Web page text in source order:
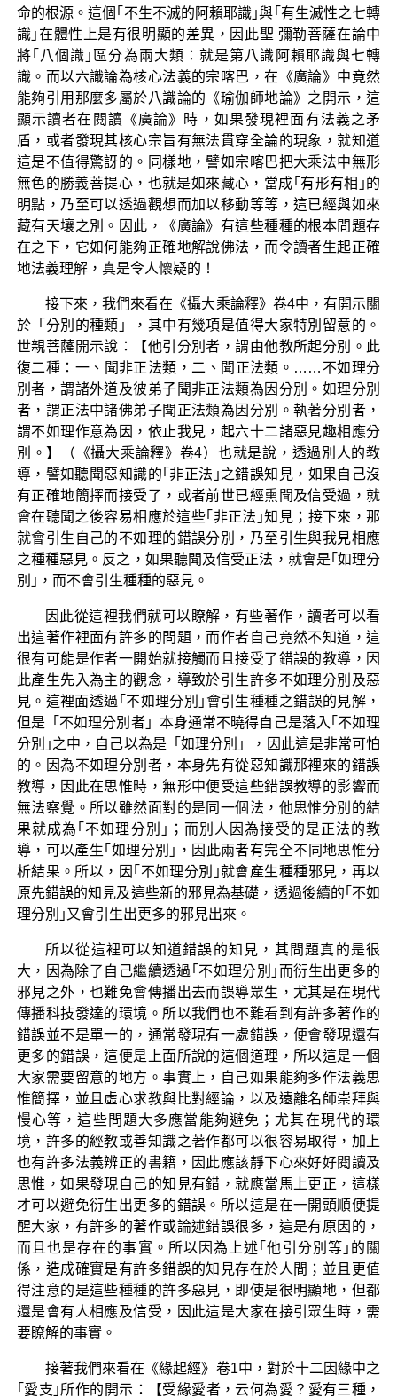
命的根源。這個｢不生不滅的阿賴耶識｣與｢有生滅性之七轉
識｣在體性上是有很明顯的差異，因此聖 彌勒菩薩在論中
將｢八個識｣區分為兩大類：就是第八識阿賴耶識與七轉
識。而以六識論為核心法義的宗喀巴，在《廣論》中竟然
能夠引用那麼多屬於八識論的《瑜伽師地論》之開示，這
顯示讀者在閱讀《廣論》時，如果發現裡面有法義之矛
盾，或者發現其核心宗旨有無法貫穿全論的現象，就知道
這是不值得驚訝的。同樣地，譬如宗喀巴把大乘法中無形
無色的勝義菩提心，也就是如來藏心，當成｢有形有相｣的
明點，乃至可以透過觀想而加以移動等等，這已經與如來
藏有天壤之別。因此，《廣論》有這些種種的根本問題存
在之下，它如何能夠正確地解說佛法，而令讀者生起正確
地法義理解，真是令人懷疑的！
接下來，我們來看在《攝大乘論釋》卷4中，有開示關
於「分別的種類」，其中有幾項是值得大家特別留意的。
世親菩薩開示說：【他引分別者，謂由他教所起分別。此
復二種：一、聞非正法類，二、聞正法類。……不如理分
別者，謂諸外道及彼弟子聞非正法類為因分別。如理分別
者，謂正法中諸佛弟子聞正法類為因分別。執著分別者，
謂不如理作意為因，依止我見，起六十二諸惡見趣相應分
別。】（《攝大乘論釋》卷4）也就是說，透過別人的教
導，譬如聽聞惡知識的｢非正法｣之錯誤知見，如果自己沒
有正確地簡擇而接受了，或者前世已經熏聞及信受過，就
會在聽聞之後容易相應於這些｢非正法｣知見；接下來，那
就會引生自己的不如理的錯誤分別，乃至引生與我見相應
之種種惡見。反之，如果聽聞及信受正法，就會是｢如理分
別｣，而不會引生種種的惡見。
因此從這裡我們就可以瞭解，有些著作，讀者可以看
出這著作裡面有許多的問題，而作者自己竟然不知道，這
很有可能是作者一開始就接觸而且接受了錯誤的教導，因
此產生先入為主的觀念，導致於引生許多不如理分別及惡
見。這裡面透過｢不如理分別｣會引生種種之錯誤的見解，
但是「不如理分別者」本身通常不曉得自己是落入｢不如理
分別｣之中，自己以為是「如理分別」，因此這是非常可怕
的。因為不如理分別者，本身先有從惡知識那裡來的錯誤
教導，因此在思惟時，無形中便受這些錯誤教導的影響而
無法察覺。所以雖然面對的是同一個法，他思惟分別的結
果就成為｢不如理分別｣；而別人因為接受的是正法的教
導，可以產生｢如理分別｣，因此兩者有完全不同地思惟分
析結果。所以，因｢不如理分別｣就會產生種種邪見，再以
原先錯誤的知見及這些新的邪見為基礎，透過後續的｢不如
理分別｣又會引生出更多的邪見出來。
所以從這裡可以知道錯誤的知見，其問題真的是很
大，因為除了自己繼續透過｢不如理分別｣而衍生出更多的
邪見之外，也難免會傳播出去而誤導眾生，尤其是在現代
傳播科技發達的環境。所以我們也不難看到有許多著作的
錯誤並不是單一的，通常發現有一處錯誤，便會發現還有
更多的錯誤，這便是上面所說的這個道理，所以這是一個
大家需要留意的地方。事實上，自己如果能夠多作法義思
惟簡擇，並且虛心求教與比對經論，以及遠離名師崇拜與
慢心等，這些問題大多應當能夠避免；尤其在現代的環
境，許多的經教或善知識之著作都可以很容易取得，加上
也有許多法義辨正的書籍，因此應該靜下心來好好閱讀及
思惟，如果發現自己的知見有錯，就應當馬上更正，這樣
才可以避免衍生出更多的錯誤。所以這是在一開頭順便提
醒大家，有許多的著作或論述錯誤很多，這是有原因的，
而且也是存在的事實。所以因為上述｢他引分別等｣的關
係，造成確實是有許多錯誤的知見存在於人間；並且更值
得注意的是這些種種的許多惡見，即使是很明顯地，但都
還是會有人相應及信受，因此這是大家在接引眾生時，需
要瞭解的事實。
接著我們來看在《緣起經》卷1中，對於十二因緣中之
｢愛支｣所作的開示：【受緣愛者，云何為愛？愛有三種，